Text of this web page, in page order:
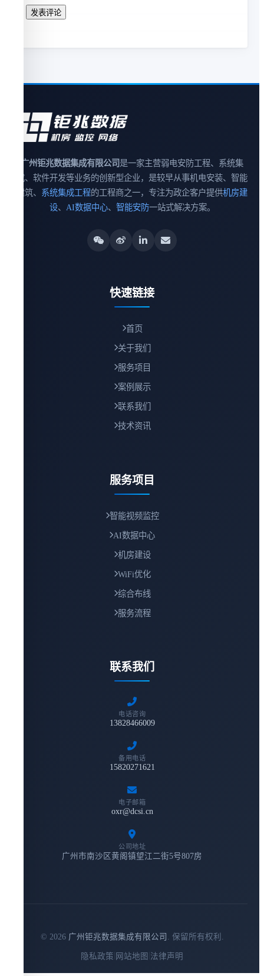
广州钜兆数据集成有限公司是一家主营弱电安防工程、系统集
成、软件开发等业务的创新型企业，是较早从事机电安装、智能
建筑、 系统集成工程的工程商之一，专注为政企客户提供机房建
设、 AI数据中心、 智能安防一站式解决方案。
快速链接
首页
关于我们
服务项目
案例展示
联系我们
技术资讯
服务项目
智能视频监控
AI数据中心
机房建设
WiFi优化
综合布线
服务流程
联系我们
电话咨询
13828466009
备用电话
15820271621
电子邮箱
oxr@dcsi.cn
公司地址
广州市南沙区黄阁镇望江二街5号807房
© 2026 广州钜兆数据集成有限公司 . 保留所有权利.
隐私政策 网站地图 法律声明